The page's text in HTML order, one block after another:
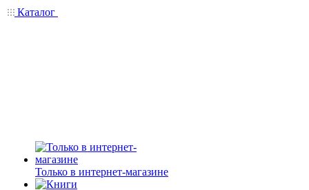
Каталог
Только в интернет-магазине